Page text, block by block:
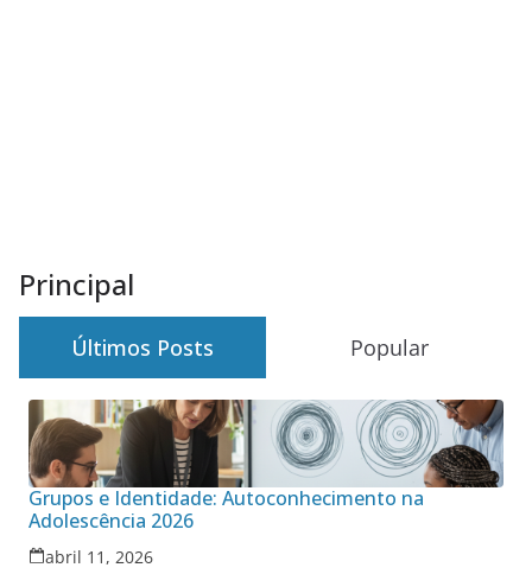
Principal
Últimos Posts Popular
Grupos e Identidade: Autoconhecimento na
Adolescência 2026
abril 11, 2026